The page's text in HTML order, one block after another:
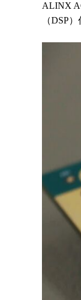
ALINX
（DSP